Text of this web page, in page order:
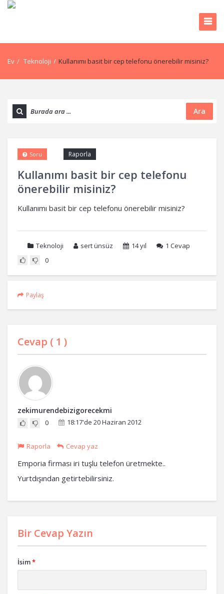
Ev / Teknoloji / Kullanımı basit bir cep telefonu önerebilir misiniz?
Ara
Kullanımı basit bir cep telefonu
önerebilir misiniz?
Raporla
Soru
Kullanımı basit bir cep telefonu önerebilir misiniz?
Teknoloji sert ünsüz 14 yıl 1 Cevap
0
Paylaş
Cevap ( 1 )
zekimurendebizigorecekmi
0 18:17'de 20 Haziran 2012
Raporla Cevap yaz
Emporia firması iri tuşlu telefon üretmekte..
Yurtdışından getirtebilirsiniz.
Bir Cevap Yazın
İsim*